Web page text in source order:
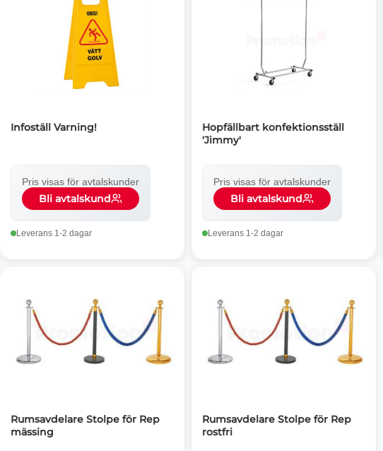
Infoställ Varning!
Pris visas för avtalskunder
Bli avtalskund
Leverans 1-2 dagar
Hopfällbart konfektionsställ
'Jimmy'
Pris visas för avtalskunder
Bli avtalskund
Leverans 1-2 dagar
Rumsavdelare Stolpe för Rep
mässing
Rumsavdelare Stolpe för Rep
rostfri